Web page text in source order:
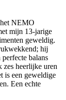
het NEMO
mijn 13-jarige
geweldig.
hij
balans
zes heerlijke uren
is een geweldige
Een echte